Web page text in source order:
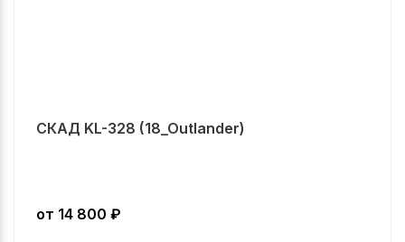
СКАД KL-328 (18_Outlander)
от 14 800 ₽